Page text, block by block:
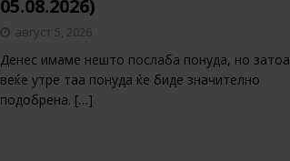
05.08.2026)
август 5, 2026
Денес имаме нешто послаба понуда, но затоа
веќе утре таа понуда ќе биде значително
подобрена. […]